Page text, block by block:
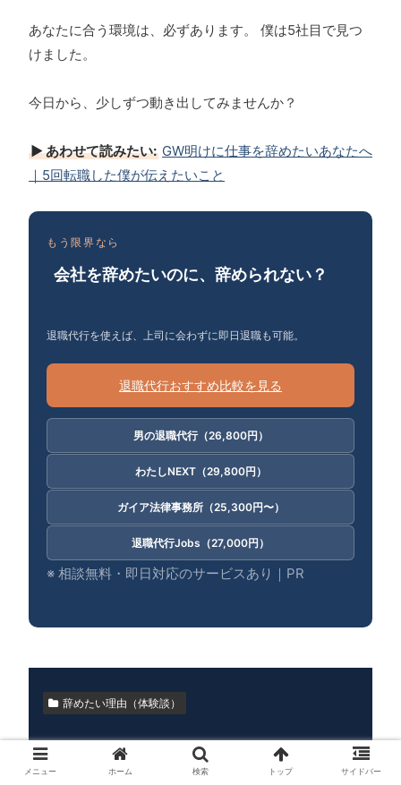
あなたに合う環境は、必ずあります。 僕は5社目で見つ
けました。
今日から、少しずつ動き出してみませんか？
▶ あわせて読みたい: GW明けに仕事を辞めたいあなたへ
｜5回転職した僕が伝えたいこと
もう限界なら
会社を辞めたいのに、辞められない？
退職代行を使えば、上司に会わずに即日退職も可能。
退職代行おすすめ比較を見る
男の退職代行（26,800円）
わたしNEXT（29,800円）
ガイア法律事務所（25,300円〜）
退職代行Jobs（27,000円）
※ 相談無料・即日対応のサービスあり｜PR
辞めたい理由（体験談）
5回転職マン
メニュー ホーム 検索 トップ サイドバー